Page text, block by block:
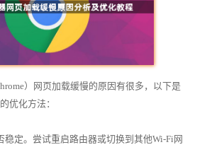
）网页加载缓慢的原因有很多，以下是
优化方法：
稳定。尝试重启路由器或切换到其他Wi-Fi网